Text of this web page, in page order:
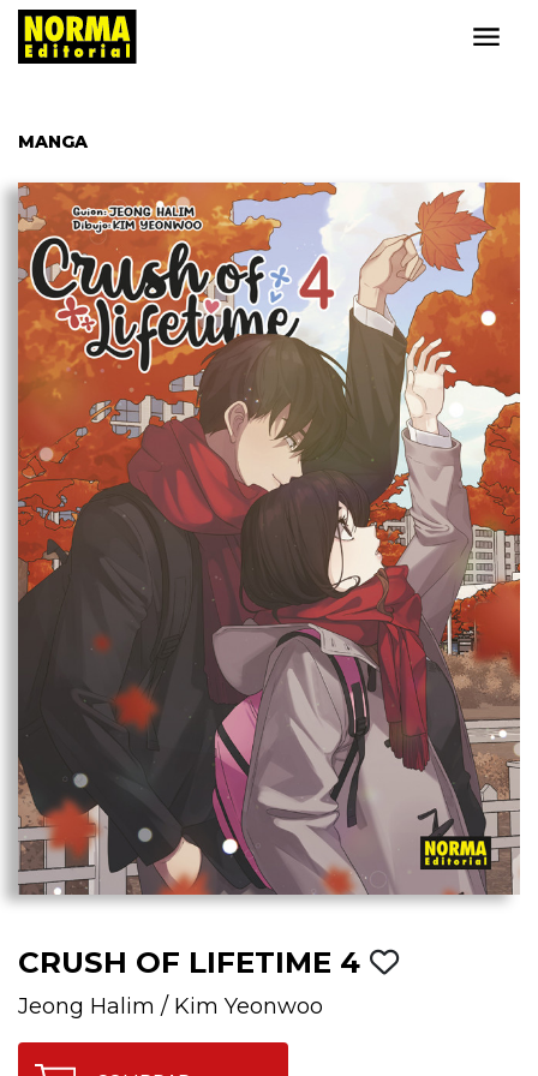
MANGA
CRUSH OF LIFETIME 4
Jeong Halim / Kim Yeonwoo